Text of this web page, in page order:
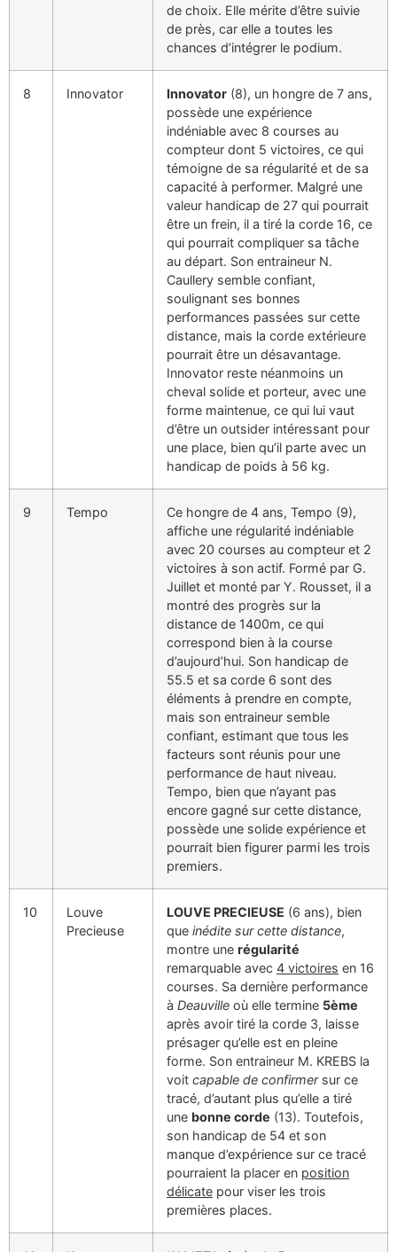
de choix. Elle mérite d’être suivie
de près, car elle a toutes les
chances d’intégrer le podium.
8 Innovator Innovator (8), un hongre de 7 ans,
possède une expérience
indéniable avec 8 courses au
compteur dont 5 victoires, ce qui
témoigne de sa régularité et de sa
capacité à performer. Malgré une
valeur handicap de 27 qui pourrait
être un frein, il a tiré la corde 16, ce
qui pourrait compliquer sa tâche
au départ. Son entraineur N.
Caullery semble confiant,
soulignant ses bonnes
performances passées sur cette
distance, mais la corde extérieure
pourrait être un désavantage.
Innovator reste néanmoins un
cheval solide et porteur, avec une
forme maintenue, ce qui lui vaut
d’être un outsider intéressant pour
une place, bien qu’il parte avec un
handicap de poids à 56 kg.
9 Tempo
Ce hongre de 4 ans, Tempo (9),
affiche une régularité indéniable
avec 20 courses au compteur et 2
victoires à son actif. Formé par G.
Juillet et monté par Y. Rousset, il a
montré des progrès sur la
distance de 1400m, ce qui
correspond bien à la course
d’aujourd’hui. Son handicap de
55.5 et sa corde 6 sont des
éléments à prendre en compte,
mais son entraineur semble
confiant, estimant que tous les
facteurs sont réunis pour une
performance de haut niveau.
Tempo, bien que n’ayant pas
encore gagné sur cette distance,
possède une solide expérience et
pourrait bien figurer parmi les trois
premiers.
10
Louve
Precieuse
LOUVE PRECIEUSE (6 ans), bien
que inédite sur cette distance,
montre une régularité
remarquable avec 4 victoires en 16
courses. Sa dernière performance
à Deauville où elle termine 5ème
après avoir tiré la corde 3, laisse
présager qu’elle est en pleine
forme. Son entraineur M. KREBS la
voit capable de confirmersur ce
tracé, d’autant plus qu’elle a tiré
une bonne corde (13). Toutefois,
son handicap de 54 et son
manque d’expérience sur ce tracé
pourraient la placer en position
délicate pour viser les trois
premières places.